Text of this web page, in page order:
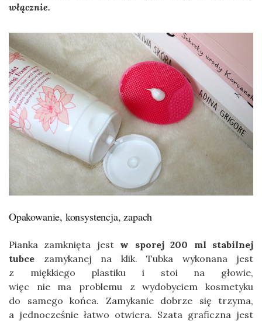
włącznie.
Opakowanie, konsystencja, zapach
Pianka zamknięta jest w sporej 200 ml stabilnej
tubce zamykanej na klik. Tubka wykonana jest
z miękkiego plastiku i stoi na głowie,
więc nie ma problemu z wydobyciem kosmetyku
do samego końca. Zamykanie dobrze się trzyma,
a jednocześnie łatwo otwiera. Szata graficzna jest